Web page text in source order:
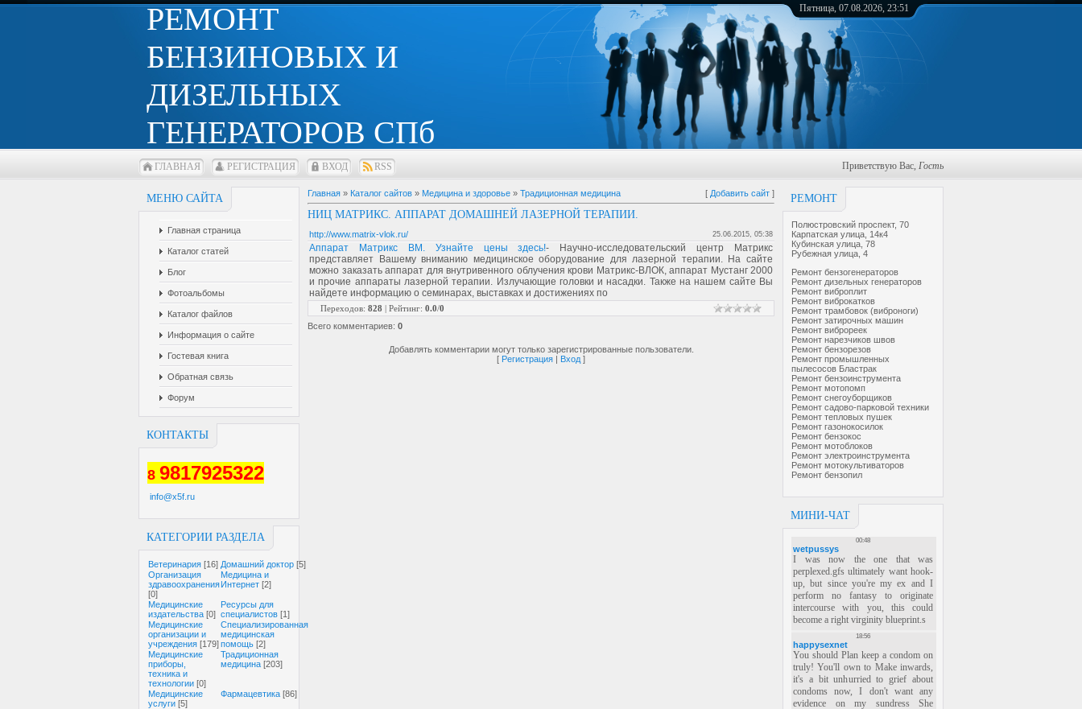
РЕМОНТ
БЕНЗИНОВЫХ И
ДИЗЕЛЬНЫХ
ГЕНЕРАТОРОВ СПб
Пятница, 07.08.2026, 23:51
ГЛАВНАЯ РЕГИСТРАЦИЯ ВХОД RSS Приветствую Вас, Гость
МЕНЮ САЙТА
Главная страница
Каталог статей
Блог
Фотоальбомы
Каталог файлов
Информация о сайте
Гостевая книга
Обратная связь
Форум
КОНТАКТЫ
8 9817925322
info@x5f.ru
КАТЕГОРИИ РАЗДЕЛА
Ветеринария [16] Домашний доктор [5]
Организация
здравоохранения
[0]
Медицина и
Интернет [2]
Медицинские
издательства [0]
Ресурсы для
специалистов [1]
Медицинские
организации и
учреждения [179]
Специализированная
медицинская
помощь [2]
Медицинские
приборы,
техника и
технологии [0]
Традиционная
медицина [203]
Медицинские
услуги [5]
Фармацевтика [86]
РЕМОНТ
Полюстровский проспект, 70
Карпатская улица, 14к4
Кубинская улица, 78
Рубежная улица, 4
Ремонт бензогенераторов
Ремонт дизельных генераторов
Ремонт виброплит
Ремонт виброкатков
Ремонт трамбовок (виброноги)
Ремонт затирочных машин
Ремонт виброреек
Ремонт нарезчиков швов
Ремонт бензорезов
Ремонт промышленных
пылесосов Бластрак
Ремонт бензоинструмента
Ремонт мотопомп
Ремонт снегоуборщиков
Ремонт садово-парковой техники
Ремонт тепловых пушек
Ремонт газонокосилок
Ремонт бензокос
Ремонт мотоблоков
Ремонт электроинструмента
Ремонт мотокультиваторов
Ремонт бензопил
МИНИ-ЧАТ
Главная » Каталог сайтов » Медицина и здоровье » Традиционная медицина [ Добавить сайт ]
НИЦ МАТРИКС. АППАРАТ ДОМАШНЕЙ ЛАЗЕРНОЙ ТЕРАПИИ.
http://www.matrix-vlok.ru/ 25.06.2015, 05:38
Аппарат Матрикс ВМ. Узнайте цены здесь!- Научно-исследовательский центр Матрикс
представляет Вашему вниманию медицинское оборудование для лазерной терапии. На сайте
можно заказать аппарат для внутривенного облучения крови Матрикс-ВЛОК, аппарат Мустанг 2000
и прочие аппараты лазерной терапии. Излучающие головки и насадки. Также на нашем сайте Вы
найдете информацию о семинарах, выставках и достижениях по
Переходов: 828 | Рейтинг: 0.0/0
Всего комментариев: 0
Добавлять комментарии могут только зарегистрированные пользователи.
[ Регистрация | Вход ]